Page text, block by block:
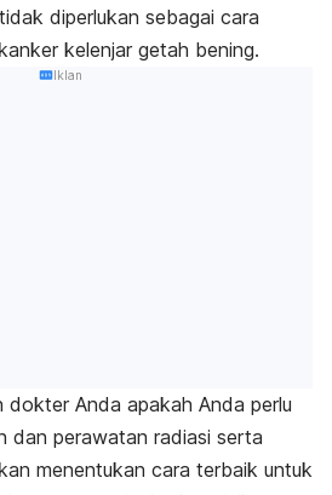
diperlukan sebagai cara
kelenjar getah bening.
Iklan
dokter Anda apakah Anda perlu
dan perawatan radiasi serta
menentukan cara terbaik untuk